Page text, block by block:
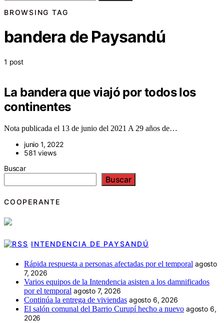
BROWSING TAG
bandera de Paysandú
1 post
La bandera que viajó por todos los
continentes
Nota publicada el 13 de junio del 2021 A 29 años de…
junio 1, 2022
581 views
Buscar
Buscar
COOPERANTE
INTENDENCIA DE PAYSANDÚ
Rápida respuesta a personas afectadas por el temporal agosto
7, 2026
Varios equipos de la Intendencia asisten a los damnificados
por el temporal agosto 7, 2026
Continúa la entrega de viviendas agosto 6, 2026
El salón comunal del Barrio Curupí hecho a nuevo agosto 6,
2026